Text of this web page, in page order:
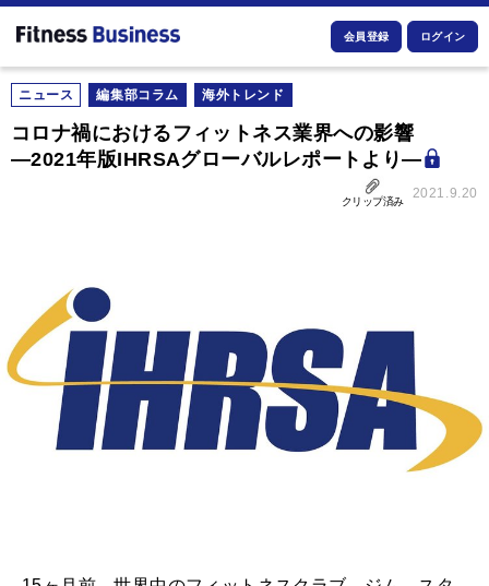
会員登録 ログイン
ニュース 編集部コラム 海外トレンド
コロナ禍におけるフィットネス業界への影響
―2021年版IHRSAグローバルレポートより―
クリップ済み
2021.9.20